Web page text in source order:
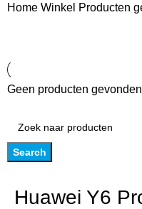
HomeWinkel Producten
Geen producten
Search
Huawei Y6